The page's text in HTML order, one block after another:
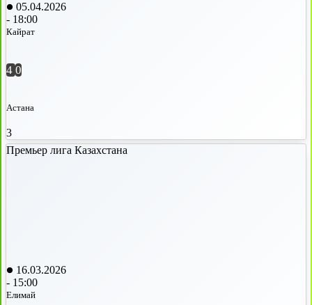
05.04.2026
- 18:00
Кайрат
4 0
Астана
3
Премьер лига Казахстана
16.03.2026
- 15:00
Елимай